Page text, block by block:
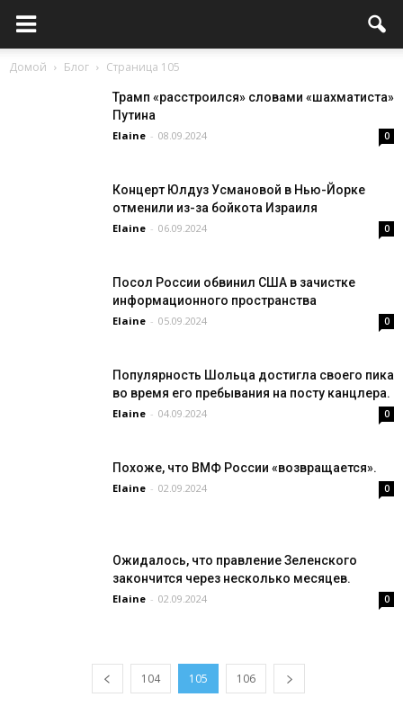
Домой Блог Страница 105
Трамп «расстроился» словами «шахматиста»
Путина
Elaine - 08.09.2024 0
Концерт Юлдуз Усмановой в Нью-Йорке
отменили из-за бойкота Израиля
Elaine - 06.09.2024 0
Посол России обвинил США в зачистке
информационного пространства
Elaine - 05.09.2024 0
Популярность Шольца достигла своего пика
во время его пребывания на посту канцлера.
Elaine - 04.09.2024 0
Похоже, что ВМФ России «возвращается».
Elaine - 02.09.2024 0
Ожидалось, что правление Зеленского
закончится через несколько месяцев.
Elaine - 02.09.2024 0
104 105 106